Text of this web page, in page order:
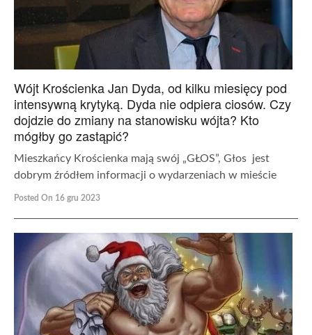
Wójt Krościenka Jan Dyda, od kilku miesięcy pod
intensywną krytyką. Dyda nie odpiera ciosów. Czy
dojdzie do zmiany na stanowisku wójta? Kto
mógłby go zastąpić?
Mieszkańcy Krościenka mają swój „GŁOS”, Głos jest
dobrym źródłem informacji o wydarzeniach w mieście
Posted On 16 gru 2023